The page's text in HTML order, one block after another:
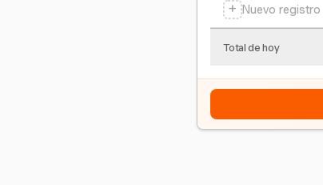
+ Nuevo
Total de hoy